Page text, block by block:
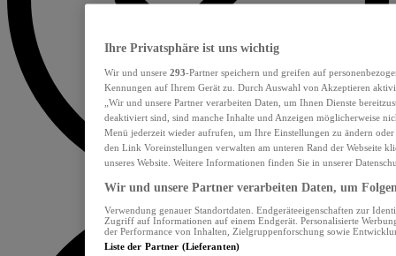
Ihre Privatsphäre ist uns wichtig
Wir und unsere 293-Partner speichern und greifen auf
Kennungen auf Ihrem Gerät zu. Durch Auswahl von Akzeptieren
„Wir und unsere Partner verarbeiten Daten, um Ihnen Dienste
deaktiviert sind, sind manche Inhalte und Anzeigen möglicherweise
Menü jederzeit wieder aufrufen, um Ihre Einstellungen zu ändern
den Link Voreinstellungen verwalten am unteren Rand der Webseite
unseres Website. Weitere Informationen finden Sie in unserer
Wir und unsere Partner verarbeiten Daten, um
Verwendung genauer Standortdaten. Endgeräteeigenschaften zur
Zugriff auf Informationen auf einem Endgerät. Personalisierte
der Performance von Inhalten, Zielgruppenforschung sowie
Liste der Partner (Lieferanten)